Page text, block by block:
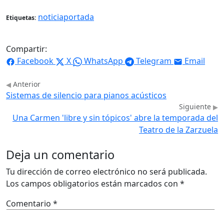
Etiquetas: noticiaportada
Compartir:
Facebook
X WhatsApp Telegram Email
Anterior
Sistemas de silencio para pianos acústicos
Siguiente
Una Carmen 'libre y sin tópicos' abre la temporada del
Teatro de la Zarzuela
Deja un comentario
Tu dirección de correo electrónico no será publicada.
Los campos obligatorios están marcados con *
Comentario *